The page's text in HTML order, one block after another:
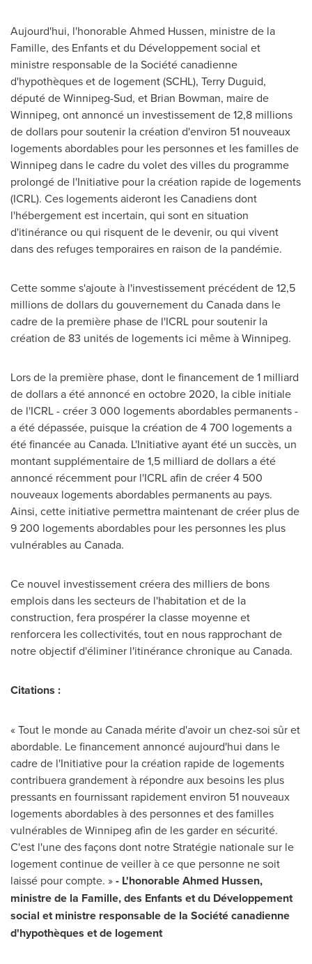
Aujourd'hui, l'honorableAhmed Hussen, ministre de la
Famille, des Enfants et du Développement social et
ministre responsable de la Société canadienne
d'hypothèques et de logement (SCHL), Terry Duguid,
député de Winnipeg-Sud, et Brian Bowman, maire de
Winnipeg, ont annoncé un investissement de 12,8 millions
de dollars pour soutenir la création d'environ 51 nouveaux
logements abordables pour les personnes et les familles de
Winnipeg dans le cadre du volet des villes du programme
prolongé de l'Initiative pour la création rapide de logements
(ICRL). Ces logements aideront les Canadiens dont
l'hébergement est incertain, qui sont en situation
d'itinérance ou qui risquent de le devenir, ou qui vivent
dans des refuges temporaires en raison de la pandémie.
Cette somme s'ajoute à l'investissement précédent de 12,5
millions de dollars du gouvernement du Canadadans le
cadre de la première phase de l'ICRL pour soutenir la
création de 83 unités de logements ici même àWinnipeg.
Lors de la première phase, dont le financement de 1 milliard
de dollars a été annoncé en octobre 2020, la cible initiale
de l'ICRL - créer 3 000 logements abordables permanents -
a été dépassée, puisque la création de 4 700 logements a
été financée au Canada. L'Initiative ayant été un succès, un
montant supplémentaire de 1,5 milliard de dollars a été
annoncé récemment pour l'ICRL afin de créer 4 500
nouveaux logements abordables permanents au pays.
Ainsi, cette initiative permettra maintenant de créer plus de
9 200 logements abordables pour les personnes les plus
vulnérables au Canada.
Ce nouvel investissement créera des milliers de bons
emplois dans les secteurs de l'habitation et de la
construction, fera prospérer la classe moyenne et
renforcera les collectivités, tout en nous rapprochant de
notre objectif d'éliminer l'itinérance chronique au Canada.
Citations :
« Tout le monde au Canada mérite d'avoir un chez-soi sûr et
abordable. Le financement annoncé aujourd'hui dans le
cadre de l'Initiative pour la création rapide de logements
contribuera grandement à répondre aux besoins les plus
pressants en fournissant rapidement environ 51 nouveaux
logements abordables à des personnes et des familles
vulnérables deWinnipeg afin de les garder en sécurité.
C'est l'une des façons dont notre Stratégie nationale sur le
logement continue de veiller à ce que personne ne soit
laissé pour compte. »- L'honorable Ahmed Hussen,
ministre de la Famille, des Enfants et du Développement
social et ministre responsable de la Société canadienne
d'hypothèques et de logement